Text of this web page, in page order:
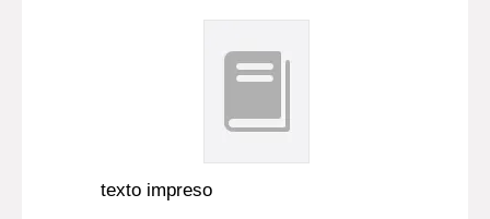
texto impreso